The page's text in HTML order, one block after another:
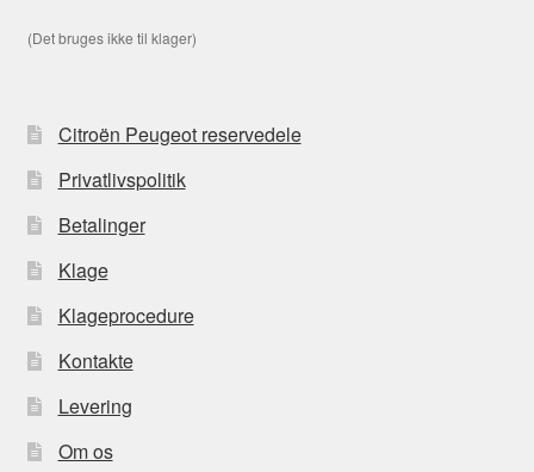
(Det bruges ikke til klager)
Citroën Peugeot reservedele
Privatlivspolitik
Betalinger
Klage
Klageprocedure
Kontakte
Levering
Om os